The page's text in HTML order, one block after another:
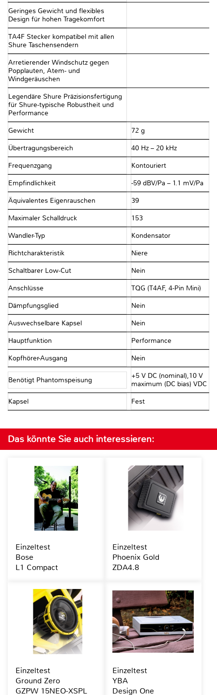
Geringes Gewicht und flexibles
Design für hohen Tragekomfort
TA4F Stecker kompatibel mit allen
Shure Taschensendern
Arretierender Windschutz gegen
Popplauten, Atem- und
Windgeräuschen
Legendäre Shure Präzisionsfertigung
für Shure-typische Robustheit und
Performance
Gewicht 72 g
Übertragungsbereich 40 Hz – 20 kHz
Frequenzgang Kontouriert
Empfindlichkeit -59 dBV/Pa – 1.1 mV/Pa
Äquivalentes Eigenrauschen 39
Maximaler Schalldruck 153
Wandler-Typ Kondensator
Richtcharakteristik Niere
Schaltbarer Low-Cut Nein
Anschlüsse TQG (T4AF, 4-Pin Mini)
Dämpfungsglied Nein
Auswechselbare Kapsel Nein
Hauptfunktion Performance
Kopfhörer-Ausgang Nein
Benötigt Phantomspeisung
+5 V DC (nominal),10 V
maximum (DC bias) VDC
Kapsel Fest
Das könnte Sie auch interessieren:
Einzeltest
Bose
L1 Compact
Einzeltest
Phoenix Gold
ZDA4.8
Einzeltest
Ground Zero
GZPW 15NEO-XSPL
Einzeltest
YBA
Design One